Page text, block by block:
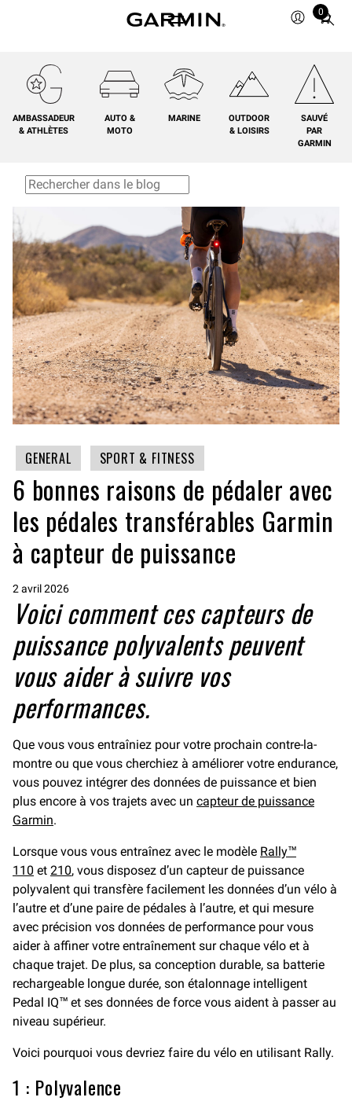
0
Total
cart:
0
AMBASSADEUR
& ATHLÈTES
AUTO &
MOTO
MARINE
OUTDOOR
& LOISIRS
SAUVÉ
PAR
GARMIN
GENERAL SPORT & FITNESS
6 bonnes raisons de pédaler avec
les pédales transférables Garmin
à capteur de puissance
2 avril 2026
Voici comment ces capteurs de
puissance polyvalents peuvent
vous aider à suivre vos
performances.
Que vous vous entraîniez pour votre prochain contre-la-
montre ou que vous cherchiez à améliorer votre endurance,
vous pouvez intégrer des données de puissance et bien
plus encore à vos trajets avec un capteur de puissance
Garmin.
Lorsque vous vous entraînez avec le modèle Rally™
110 et 210, vous disposez d’un capteur de puissance
polyvalent qui transfère facilement les données d’un vélo à
l’autre et d’une paire de pédales à l’autre, et qui mesure
avec précision vos données de performance pour vous
aider à affiner votre entraînement sur chaque vélo et à
chaque trajet. De plus, sa conception durable, sa batterie
rechargeable longue durée, son étalonnage intelligent
Pedal IQ™ et ses données de force vous aident à passer au
niveau supérieur.
Voici pourquoi vous devriez faire du vélo en utilisant Rally.
1 : Polyvalence